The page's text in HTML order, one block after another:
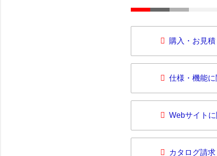
購入・お見
仕様・機能
Webサイト
カタログ請求